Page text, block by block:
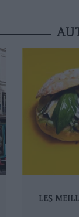
LES